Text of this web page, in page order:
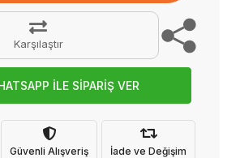
Karşılaştır
İLE SİPARİŞ VER
Güvenli Alışveriş İade ve Değişim